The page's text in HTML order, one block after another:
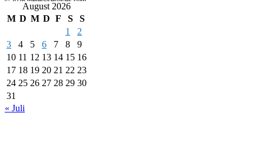
August 2026
M D M D F S
S
1
2
3
4 5 6 7 8
9
10 11 12 13 14 15 16
17 18 19 20 21 22 23
24 25 26 27 28 29 30
31
« Juli